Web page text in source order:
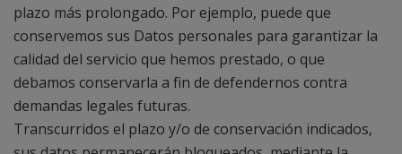
plazo más prolongado. Por ejemplo, puede que
conservemos sus Datos personales para garantizar la
calidad del servicio que hemos prestado, o que
debamos conservarla a fin de defendernos contra
demandas legales futuras.
Transcurridos el plazo y/o de conservación indicados,